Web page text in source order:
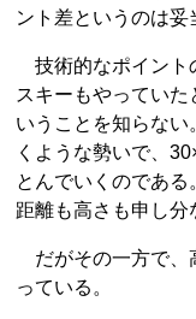
ント差というのは妥
技術的なポイント
スキーもやってい
いうことを知らな
くような勢いで、
とんでいくのであ
距離も高さも申し分
だがその一方で、
っている。